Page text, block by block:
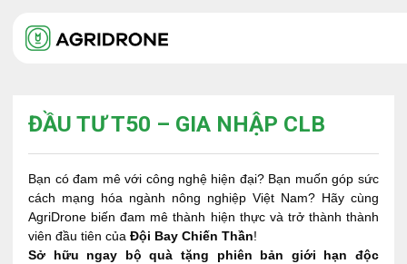
ĐẦU TƯ T50 – GIA NHẬP CLB
Bạn có đam mê với công nghệ hiện đại? Bạn muốn góp sức
cách mạng hóa ngành nông nghiệp Việt Nam? Hãy cùng
AgriDrone biến đam mê thành hiện thực và trở thành thành
viên đầu tiên củaĐội Bay Chiến Thần!
Sở hữu ngay bộ quà tặng phiên bản giới hạn độc